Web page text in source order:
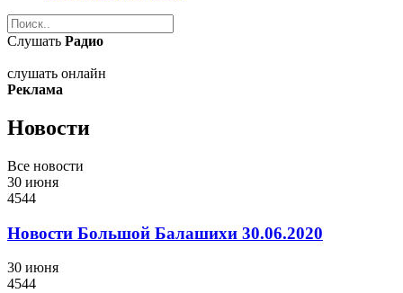
Слушать Радио
слушать онлайн
Реклама
Новости
Все новости
30 июня
4544
Новости Большой Балашихи 30.06.2020
30 июня
4544